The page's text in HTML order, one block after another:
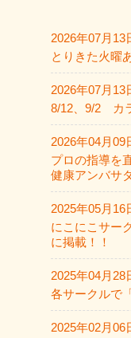
2026年07月13
とりきた火曜
2026年07月13
8/12、9/2 カ
2026年04月09
プロの指導を
健康アンバサ
2025年05月16
にこにこサー
に掲載！！
2025年04月28
各サークルで
2025年02月06